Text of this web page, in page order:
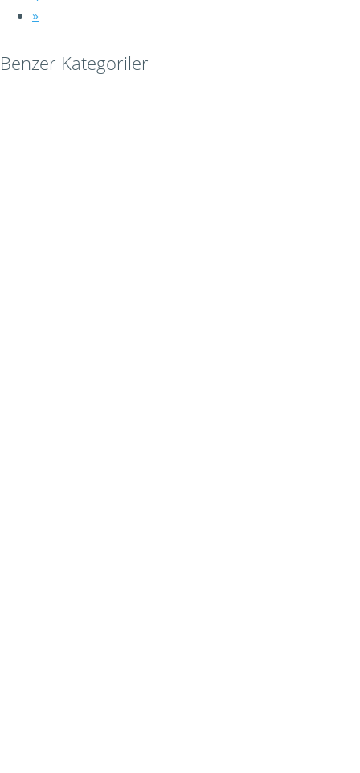
»
Benzer Kategoriler